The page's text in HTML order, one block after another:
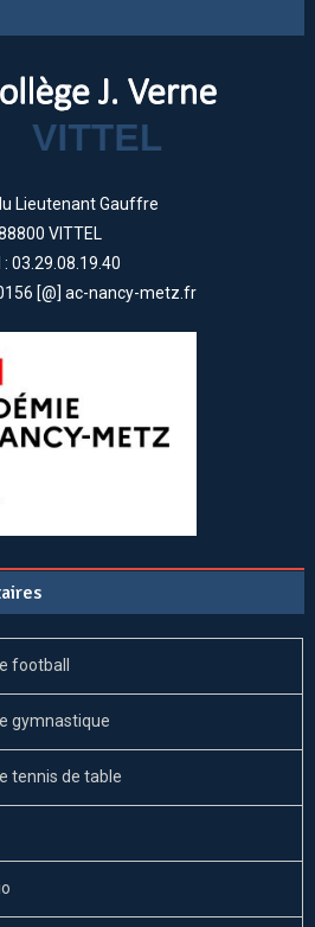
Lieutenant Gauffre
VITTEL
: 03.29.08.19.40
[@] ac-nancy-metz.fr
football
gymnastique
tennis de table